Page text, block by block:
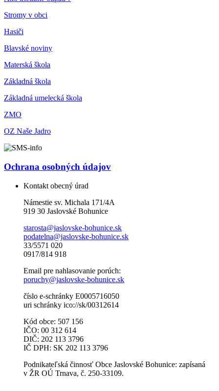
Stromy v obci
Hasiči
Blavské noviny
Materská škola
Základná škola
Základná umelecká škola
ZMO
OZ Naše Jadro
Ochrana osobných údajov
Kontakt obecný úrad
Námestie sv. Michala 171/4A
919 30 Jaslovské Bohunice
starosta@jaslovske-bohunice.sk
podatelna@jaslovske-bohunice.sk
33/5571 020
0917/814 918
Email pre nahlasovanie porúch:
poruchy@jaslovske-bohunice.sk
číslo e-schránky E0005716050
uri schránky ico://sk/00312614
Kód obce: 507 156
IČO: 00 312 614
DIČ: 202 113 3796
IČ DPH: SK 202 113 3796
Podnikateľská činnosť Obce Jaslovské Bohunice: zapísaná
v ŽR OÚ Trnava, č. 250-33109.